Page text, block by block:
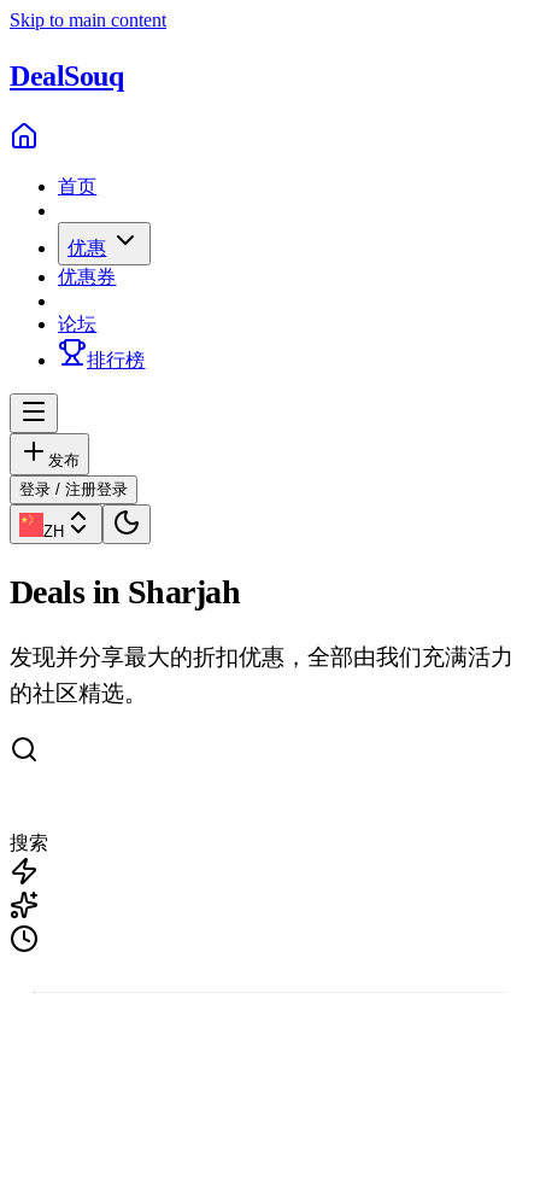
Skip to main content
DealSouq
首页
优惠
优惠券
论坛
排行榜
发布
登录 / 注册登录
ZH
Deals in Sharjah
发现并分享最大的折扣优惠，全部由我们充满活力
的社区精选。
搜索